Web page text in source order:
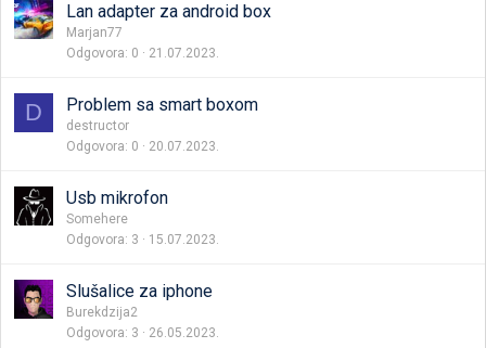
Lan adapter za android box
Marjan77
Odgovora 0 21.07.2023.
D Problem sa smart boxom
destructor
Odgovora 0 20.07.2023.
Usb mikrofon
Somehere
Odgovora 3 15.07.2023.
Slušalice za iphone
Burekdzija2
Odgovora 3 26.05.2023.